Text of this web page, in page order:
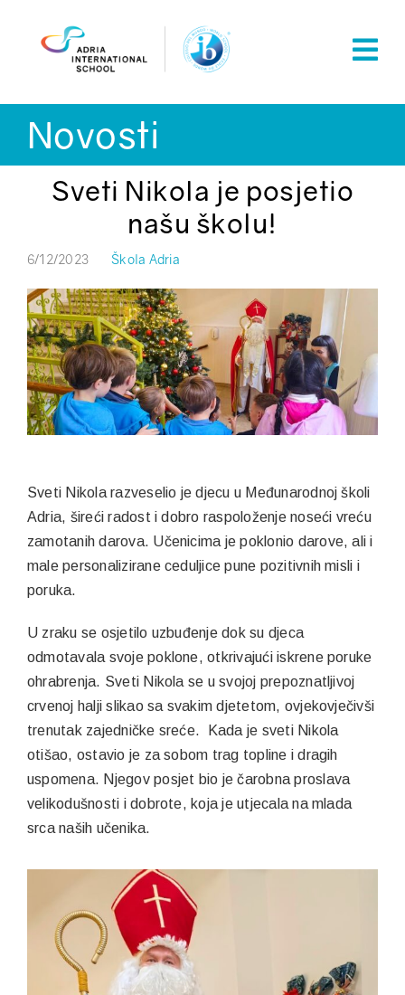
Novosti
Sveti Nikola je posjetio
našu školu!
6/12/2023 Škola Adria
Sveti Nikola razveselio je djecu u Međunarodnoj školi
Adria, šireći radost i dobro raspoloženje noseći vreću
zamotanih darova. Učenicima je poklonio darove, ali i
male personalizirane ceduljice pune pozitivnih misli i
poruka.
U zraku se osjetilo uzbuđenje dok su djeca
odmotavala svoje poklone, otkrivajući iskrene poruke
ohrabrenja. Sveti Nikola se u svojoj prepoznatljivoj
crvenoj halji slikao sa svakim djetetom, ovjekovječivši
trenutak zajedničke sreće. Kada je sveti Nikola
otišao, ostavio je za sobom trag topline i dragih
uspomena. Njegov posjet bio je čarobna proslava
velikodušnosti i dobrote, koja je utjecala na mlada
srca naših učenika.